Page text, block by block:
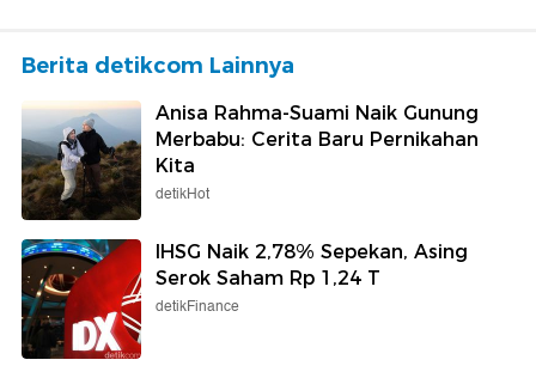
Berita detikcom Lainnya
Anisa Rahma-Suami Naik Gunung
Merbabu: Cerita Baru Pernikahan
Kita
detikHot
IHSG Naik 2,78% Sepekan, Asing
Serok Saham Rp 1,24 T
detikFinance